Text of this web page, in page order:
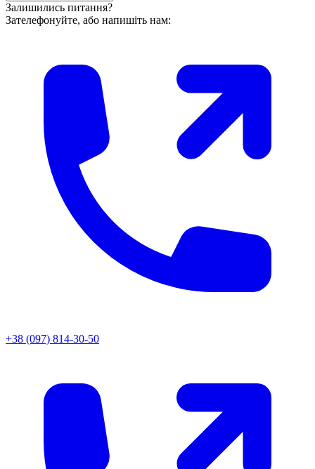
Залишились питання?
Зателефонуйте, або напишіть нам:
+38 (097) 814-30-50